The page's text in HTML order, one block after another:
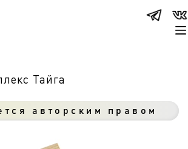
Тайга
авторским правом